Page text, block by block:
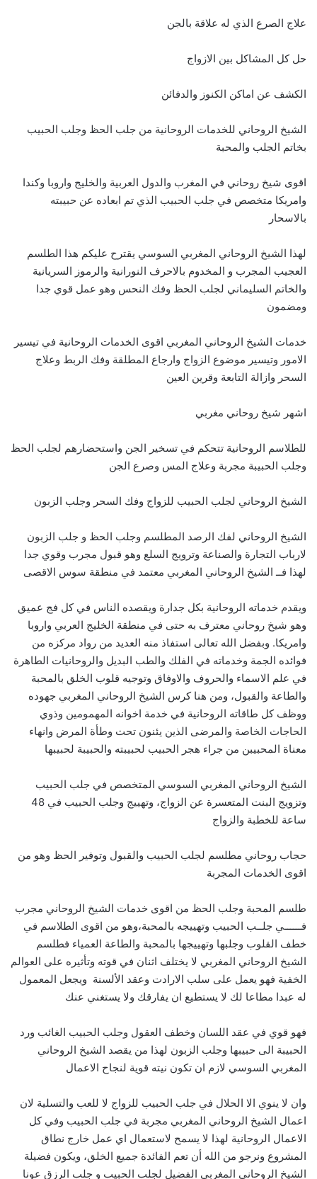
علاج الصرع الذي له علاقة بالجن
حل كل المشاكل بين الازواج
الكشف عن اماكن الكنوز والدفائن
الشيخ الروحاني للخدمات الروحانية من جلب الحظ وجلب الحبيب
بخاتم الجلب والمحبة
اقوى شيخ روحاني في المغرب والدول العربية والخليج واروبا وكندا
وامريكا متخصص في جلب الحبيب الذي تم ابعاده عن حبيبته
بالاسحار
لهذا الشيخ الروحاني المغربي السوسي يقترح عليكم هذا الطلسم
العجيب المجرب و المخدوم بالاحرف النورانية والرموز السريانية
والخاتم السليماني لجلب الحظ وفك النحس وهو عمل قوي جدا
ومضمون
خدمات الشيخ الروحاني المغربي اقوى الخدمات الروحانية في تيسير
الامور وتيسير موضوع الزواج وارجاع المطلقة وفك الربط وعلاج
السحر وازالة التابعة وقرين العين
اشهر شيخ روحاني مغربي
للطلاسم الروحانية تتحكم في تسخير الجن واستحضارهم لجلب الحظ
وجلب الحبيبة مجربة وعلاج المس وصرع الجن
الشيخ الروحاني لجلب الحبيب للزواج وفك السحر وجلب الزبون
الشيخ الروحاني لفك الرصد المطلسم وجلب الحظ و جلب الزبون
لارباب التجارة والصناعة وترويج السلع وهو قبول مجرب وقوي جدا
لهذا فــ الشيخ الروحاني المغربي معتمد في منطقة سوس الاقصى
ويقدم خدماته الروحانية بكل جدارة ويقصده الناس في كل فج عميق
وهو شيخ روحاني معترف به حتى في منطقة الخليج العربي واروبا
وامريكا. وبفضل الله تعالى استفاذ منه العديد من رواد مركزه من
فوائده الجمة وخدماته في الفلك والطب البديل والروحانيات الطاهرة
في علم الاسماء والحروف والاوفاق وتوجيه قلوب الخلق بالمحبة
والطاعة والقبول، ومن هنا كرس الشيخ الروحاني المغربي جهوده
ووظف كل طاقاته الروحانية في خدمة اخوانه المهمومين وذوي
الحاجات الخاصة والمرضى الذين يئنون تحت وطأة المرض وانهاء
معناة المحبيبن من جراء هجر الحبيب لحبيبته والحبيبة لحبيبها
الشيخ الروحاني المغربي السوسي المتخصص في جلب الحبيب
وتزويج البنت المتعسرة عن الزواج، وتهييج وجلب الحبيب في 48
ساعة للخطبة والزواج
حجاب روحاني مطلسم لجلب الحبيب والقبول وتوفير الحظ وهو من
اقوى الخدمات المجربة
طلسم المحبة وجلب الحظ من اقوى خدمات الشيخ الروحاني مجرب
فــــــي جلــب الحبيب وتهييجه بالمحبة،وهو من اقوى الطلاسم في
خطف القلوب وجلبها وتهييجها بالمحبة والطاعة العمياء فطلسم
الشيخ الروحاني المغربي لا يختلف اثنان في قوته وتأثيره على العوالم
الخفية فهو يعمل على سلب الارادت وعقد الألسنة ويجعل المعمول
له عبدا مطاعا لك لا يستطيع ان يفارقك ولا يستغني عنك
فهو قوي في عقد اللسان وخطف العقول وجلب الحبيب الغائب ورد
الحبيبة الى حبيبها وجلب الزبون لهذا من يقصد الشيخ الروحاني
المغربي السوسي لازم ان تكون نيته قوية لنجاح الاعمال
وان لا ينوي الا الحلال في جلب الحبيب للزواج لا للعب والتسلية لان
اعمال الشيخ الروحاني المغربي مجربة في جلب الحبيب وفي كل
الاعمال الروحانية لهذا لا يسمح لاستعمال اي عمل خارج نطاق
المشروع ونرجو من الله أن تعم الفائدة جميع الخلق، ويكون فضيلة
الشيخ الروحاني المغربي الفضيل لجلب الحبيب و جلب الرزق عونا